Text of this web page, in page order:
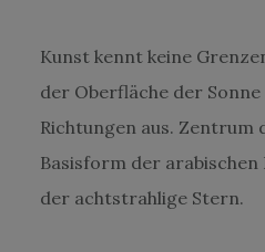
Kunst kennt keine
der Oberfläche der
Richtungen aus. Zentrum
Basisform der
der achtstrahlige Stern.